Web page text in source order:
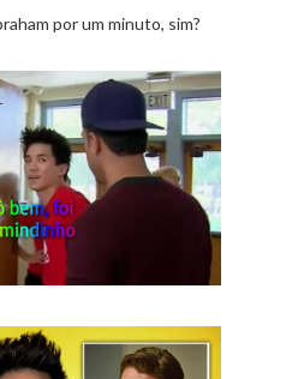
por um minuto, sim?